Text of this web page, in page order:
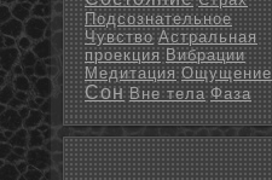
Подсознательное
Чувство Астральная
проекция Вибрации
Медитация Ощущение
Сон Вне тела Фаза